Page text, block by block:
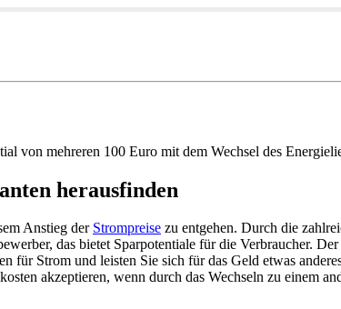
von mehreren 100 Euro mit dem Wechsel des
herausfinden
Anstieg der Strompreise zu entgehen. Durch die
das bietet Sparpotentiale für die Verbraucher.
für Strom und leisten Sie sich für das Geld etwas
akzeptieren, wenn durch das Wechseln zu einem